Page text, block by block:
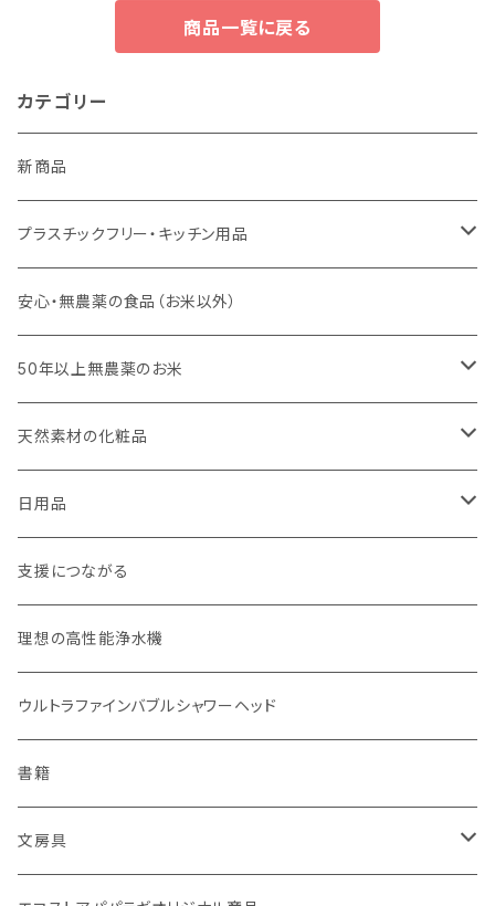
商品一覧に戻る
カテゴリー
新商品
プラスチックフリー・キッチン用品
キッチンスポンジ・キッチンブラシ
びわこ・和太布（日本独自の方法で織られた木綿の布巾）
weck（ドイツ生まれのガラス容器）
パーツ
スタッシャー（シリコンの保存容器）
お弁当箱
無塗装カトラリー
マイボトル
Ecoffee Cup（環境にやさしい竹素材）
stojo(折り畳めて何度でも使用できるコーヒーカップ)
安心・無農薬の食品（お米以外）
50年以上無農薬のお米
玄米（定期便）
白米（定期便）
分づき米（定期便）
玄米（1回購入）
白米（1回購入）
分づき米（1回購入）
天然素材の化粧品
日焼け止め
ヘアケア
スキンケア
リップバーム
国産シャンプーバー・コンディショナーバー
日用品
国産シャンプーバー・コンディショナーバー
オーラルケア
生分解性ソープ類・せっけん
アメニティー・バス用品
天然素材のブラシ、掃除道具
支援につながる
理想の高性能浄水機
ウルトラファインバブルシャワーヘッド
書籍
文房具